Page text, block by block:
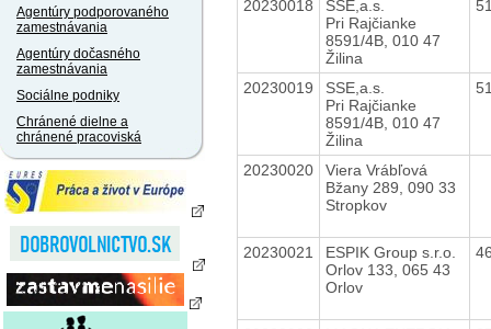
Agentúry podporovaného
zamestnávania
Agentúry dočasného
zamestnávania
Sociálne podniky
Chránené dielne a
chránené pracoviská
20230018
SSE,a.s.
Pri Rajčianke
8591/4B, 010 47
Žilina
20230019
SSE,a.s.
Pri Rajčianke
8591/4B, 010 47
Žilina
20230020
Viera Vrábľová
Bžany 289, 090 33
Stropkov
20230021
ESPIK Group s.r.o.
Orlov 133, 065 43
Orlov